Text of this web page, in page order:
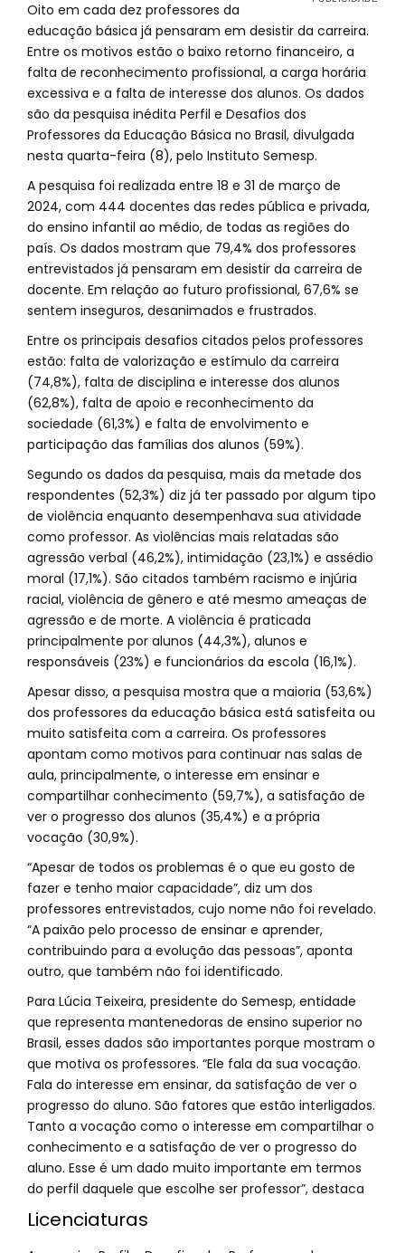
Oito em cada dez professores da
educação básica já pensaram em desistir da carreira.
Entre os motivos estão o baixo retorno financeiro, a
falta de reconhecimento profissional, a carga horária
excessiva e a falta de interesse dos alunos. Os dados
são da pesquisa inédita Perfil e Desafios dos
Professores da Educação Básica no Brasil, divulgada
nesta quarta-feira (8), pelo Instituto Semesp.
A pesquisa foi realizada entre 18 e 31 de março de
2024, com 444 docentes das redes pública e privada,
do ensino infantil ao médio, de todas as regiões do
país. Os dados mostram que 79,4% dos professores
entrevistados já pensaram em desistir da carreira de
docente. Em relação ao futuro profissional, 67,6% se
sentem inseguros, desanimados e frustrados.
Entre os principais desafios citados pelos professores
estão: falta de valorização e estímulo da carreira
(74,8%), falta de disciplina e interesse dos alunos
(62,8%), falta de apoio e reconhecimento da
sociedade (61,3%) e falta de envolvimento e
participação das famílias dos alunos (59%).
Segundo os dados da pesquisa, mais da metade dos
respondentes (52,3%) diz já ter passado por algum tipo
de violência enquanto desempenhava sua atividade
como professor. As violências mais relatadas são
agressão verbal (46,2%), intimidação (23,1%) e assédio
moral (17,1%). São citados também racismo e injúria
racial, violência de gênero e até mesmo ameaças de
agressão e de morte. A violência é praticada
principalmente por alunos (44,3%), alunos e
responsáveis (23%) e funcionários da escola (16,1%).
Apesar disso, a pesquisa mostra que a maioria (53,6%)
dos professores da educação básica está satisfeita ou
muito satisfeita com a carreira. Os professores
apontam como motivos para continuar nas salas de
aula, principalmente, o interesse em ensinar e
compartilhar conhecimento (59,7%), a satisfação de
ver o progresso dos alunos (35,4%) e a própria
vocação (30,9%).
“Apesar de todos os problemas é o que eu gosto de
fazer e tenho maior capacidade”, diz um dos
professores entrevistados, cujo nome não foi revelado.
“A paixão pelo processo de ensinar e aprender,
contribuindo para a evolução das pessoas”, aponta
outro, que também não foi identificado.
Para Lúcia Teixeira, presidente do Semesp, entidade
que representa mantenedoras de ensino superior no
Brasil, esses dados são importantes porque mostram o
que motiva os professores. “Ele fala da sua vocação.
Fala do interesse em ensinar, da satisfação de ver o
progresso do aluno. São fatores que estão interligados.
Tanto a vocação como o interesse em compartilhar o
conhecimento e a satisfação de ver o progresso do
aluno. Esse é um dado muito importante em termos
do perfil daquele que escolhe ser professor”, destaca
Licenciaturas